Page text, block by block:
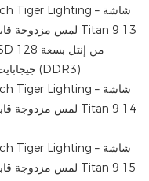
جيجابايت، ذاكرة كمبيوتر محمول بسعة 4 جيجابايت (DDR3)